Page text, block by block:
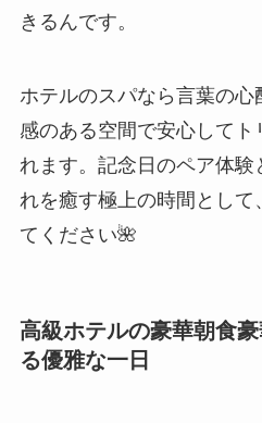
きるんです。
ホテルのスパなら言葉の心
感のある空間で安心してト
れます。記念日のペア体験
れを癒す極上の時間として
てください🌺
高級ホテルの豪華朝食
る優雅な一日